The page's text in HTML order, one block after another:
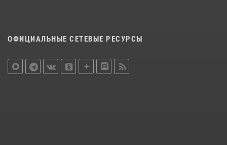
ОФИЦИАЛЬНЫЕ СЕТЕВЫЕ РЕСУРСЫ